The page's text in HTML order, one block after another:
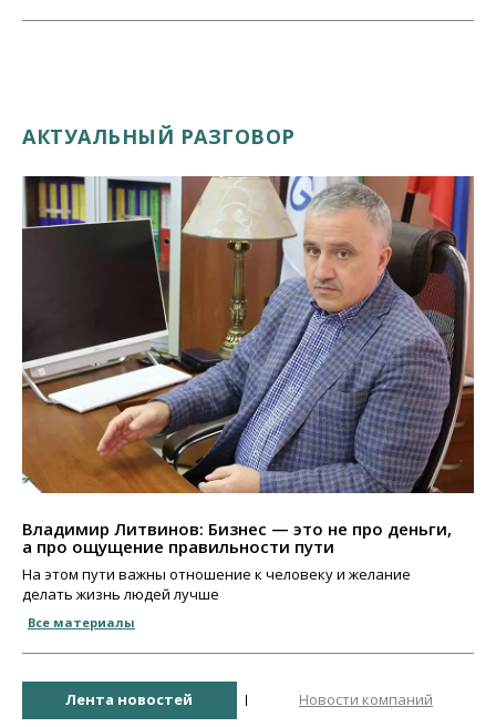
АКТУАЛЬНЫЙ РАЗГОВОР
Владимир Литвинов: Бизнес — это не про деньги,
а про ощущение правильности пути
На этом пути важны отношение к человеку и желание
делать жизнь людей лучше
Все материалы
Лента новостей Новости компаний